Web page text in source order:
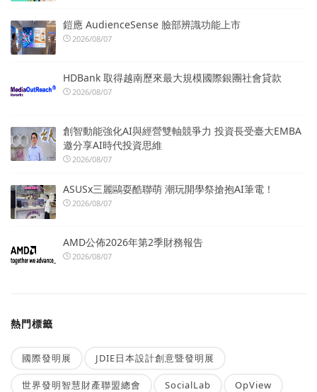
鎧應 AudienceSense 臉部辨識功能上市
2026/08/07
HDBank 取得越南歷來最大規模國際銀團社會貸款
2026/08/07
創智動能強化AI與經營雙軸競爭力 投資長受臺大EMBA
邀分享AI時代投資思維
2026/08/07
ASUSx三麗鷗耍酷聯萌 潮玩開學祭搶抱AI筆電！
2026/08/07
AMD公佈2026年第2季財務報告
2026/08/07
熱門標籤
國際發明展 JDIE日本設計創意暨發明展
世界發明智慧財產聯盟總會 SocialLab OpView